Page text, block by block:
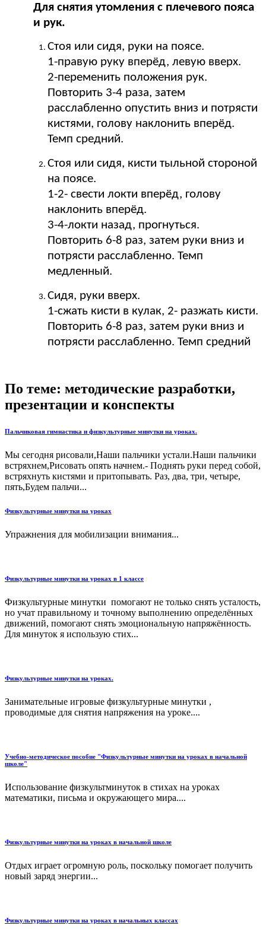
Для снятия утомления с плечевого пояса
и рук.
Стоя или сидя, руки на поясе.
1-правую руку вперёд, левую вверх.
2-переменить положения рук.
Повторить 3-4 раза, затем
расслабленно опустить вниз и потрясти
кистями, голову наклонить вперёд.
Темп средний.
Стоя или сидя, кисти тыльной стороной
на поясе.
1-2- свести локти вперёд, голову
наклонить вперёд.
3-4-локти назад, прогнуться.
Повторить 6-8 раз, затем руки вниз и
потрясти расслабленно. Темп
медленный.
Сидя, руки вверх.
1-сжать кисти в кулак, 2- разжать кисти.
Повторить 6-8 раз, затем руки вниз и
потрясти расслабленно. Темп средний
По теме: методические разработки,
презентации и конспекты
Пальчиковая гимнастика и физкультурные минутки на уроках.
Мы сегодня рисовали,Наши пальчики устали.Наши пальчики
встряхнем,Рисовать опять начнем.- Поднять руки перед собой,
встряхнуть кистями и притопывать. Раз, два, три, четыре,
пять,Будем пальчи...
Физкультурные минутки на уроках
Упражнения для мобилизации внимания...
Физкультурные минутки на уроках в 1 классе
Физкультурные минутки помогают не только снять усталость,
но учат правильному и точному выполнению определённых
движений, помогают снять эмоциональную напряжённость.
Для минуток я использую стих...
Физкультурные минутки на уроках.
Занимательные игровые физкультурные минутки ,
проводимые для снятия напряжения на уроке....
Учебно-методическое пособие "Физкультурные минутки на уроках в начальной
школе"
Использование физкультминуток в стихах на уроках
математики, письма и окружающего мира....
Физкультурные минутки на уроках в начальной школе
Отдых играет огромную роль, поскольку помогает получить
новый заряд энергии...
Физкультурные минутки на уроках в начальных классах